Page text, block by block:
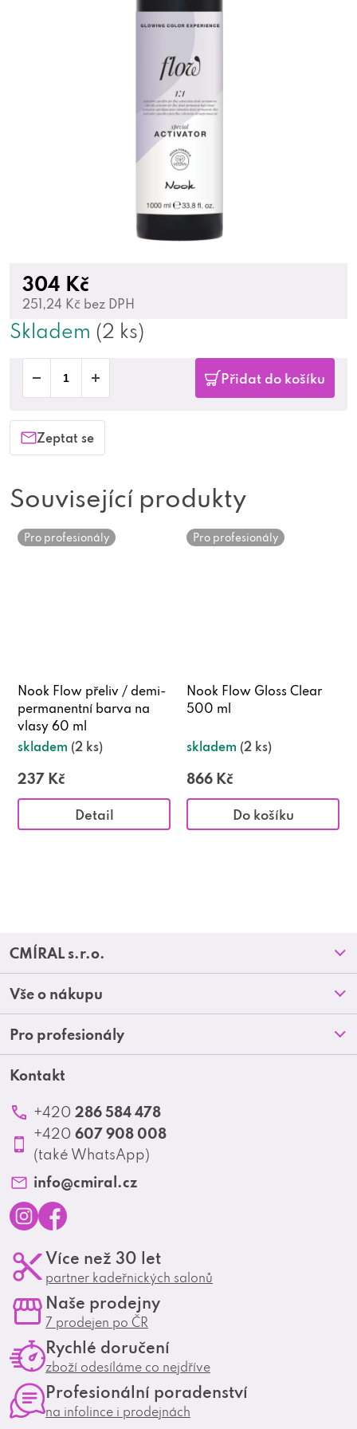
304 Kč
251,24 Kč bez DPH
Skladem (2 ks)
Přidat do košíku
Zeptat se
Související produkty
Pro profesionály
Nook Flow přeliv / demi-
permanentní barva na
vlasy 60 ml
skladem (2 ks)
237 Kč
Detail
Pro profesionály
Nook Flow Gloss Clear
500 ml
skladem (2 ks)
866 Kč
Do košíku
Z
á
p
a
CMÍRAL s.r.o.
Prodejny
O nás
Blog
Kontakt
Vše o nákupu
Doprava a platba
Obchodní podmínky
Reklamace a vrácení zboží
Ochrana osobních údajů
Pro profesionály
Akční letáky
Produktové katalogy
Profesionální spolupráce
Matrix Club
Kontakt
+420 286 584 478
+420 607 908 008
(také WhatsApp)
info@cmiral.cz
n
s
g
a
m
a
e
o
o
k
Více než 30 let
partner kadeřnických salonů
Naše prodejny
7 prodejen po ČR
Rychlé doručení
zboží odesíláme co nejdříve
Profesionální poradenství
na infolince i prodejnách